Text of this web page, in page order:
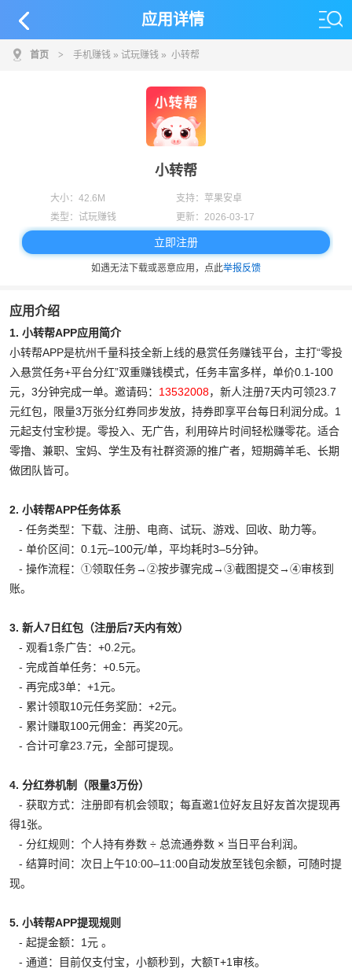
应用详情
首页 > 手机赚钱 » 试玩赚钱 » 小转帮
小转帮
大小： 42.6M 支持： 苹果安卓
类型： 试玩赚钱 更新： 2026-03-17
立即注册
如遇无法下载或恶意应用，点此举报反馈
应用介绍
1. 小转帮APP应用简介
小转帮APP是杭州千量科技全新上线的悬赏任务赚钱平台，主打“零投
入悬赏任务+平台分红”双重赚钱模式，任务丰富多样，单价0.1-100
元，3分钟完成一单。邀请码： 13532008，新人注册7天内可领23.7
元红包，限量3万张分红券同步发放，持券即享平台每日利润分成。1
元起支付宝秒提。零投入、无广告，利用碎片时间轻松赚零花。适合
零撸、兼职、宝妈、学生及有社群资源的推广者，短期薅羊毛、长期
做团队皆可。
2. 小转帮APP任务体系
‑ 任务类型：下载、注册、电商、试玩、游戏、回收、助力等。
‑ 单价区间：0.1元–100元/单，平均耗时3–5分钟。
‑ 操作流程：①领取任务→②按步骤完成→③截图提交→④审核到
账。
3. 新人7日红包（注册后7天内有效）
‑ 观看1条广告：+0.2元。
‑ 完成首单任务：+0.5元。
‑ 再完成3单：+1元。
‑ 累计领取10元任务奖励：+2元。
‑ 累计赚取100元佣金：再奖20元。
‑ 合计可拿23.7元，全部可提现。
4. 分红券机制（限量3万份）
‑ 获取方式：注册即有机会领取；每直邀1位好友且好友首次提现再
得1张。
‑ 分红规则：个人持有券数 ÷ 总流通券数 × 当日平台利润。
‑ 结算时间：次日上午10:00–11:00自动发放至钱包余额，可随时提
现。
5. 小转帮APP提现规则
‑ 起提金额：1元 。
‑ 通道：目前仅支付宝，小额秒到，大额T+1审核。